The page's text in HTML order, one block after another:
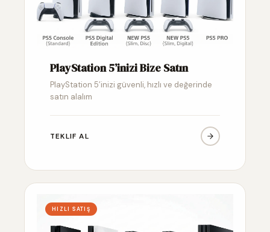
PlayStation 5’inizi Bize Satın
PlayStation 5’inizi güvenli, hızlı ve değerinde
satın alalım
TEKLIF AL
HIZLI SATIŞ